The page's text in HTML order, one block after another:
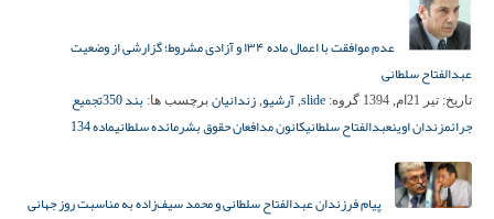
عدم موافقت با اعمال ماده ۱۳۴ و آزادی مشروط؛ گزارشی از وضعیت
عبدالفتاح سلطانی
تاریخ: تیر 21ام, 1394 گروه: slide
, آرشیو, زندانیان برچسب ها: بند 350
تجمیع
جرائمزندان اوینعبدالفتاح سلطانیکانون مدافعان حقوق بشرمائده سلطانیماده 134
پیام فرزندان عبدالفتاح سلطانی و محمد سیف‌زاده به مناسبت روز جهانی